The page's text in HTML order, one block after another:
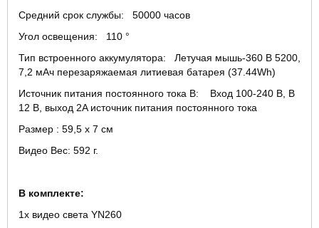
Средний срок службы: 50000 часов
Угол освещения: 110 °
Тип встроенного аккумулятора: Летучая мышь-360 В 5200,
7,2 мАч перезаряжаемая литиевая батарея (37.44Wh)
Источник питания постоянного тока В: Вход 100-240 В, В
12 В, выход 2A источник питания постоянного тока
Размер : 59,5 x 7 см
Видео Вес: 592 г.
В комплекте:
1x видео света YN260